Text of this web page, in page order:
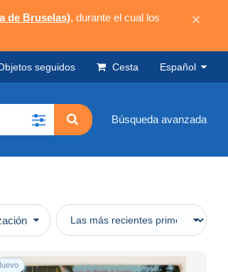
de Bruselas), durante el cual los
×
seguidos Cesta Español
Búsqueda avanzada